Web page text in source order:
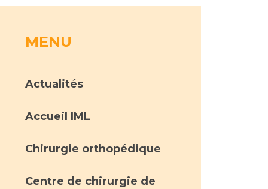
qualité et de sécurité des soins
données
MENU
Actualités
Accueil IML
Chirurgie orthopédique
Centre de chirurgie de